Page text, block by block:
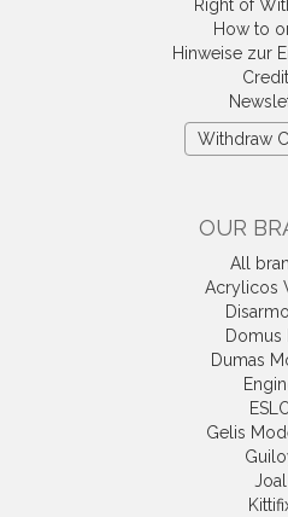
Right of
How to
Hinweise zur
Withdraw
OUR
All
Acrylicos
Domus
Dumas
Gelis
Joal